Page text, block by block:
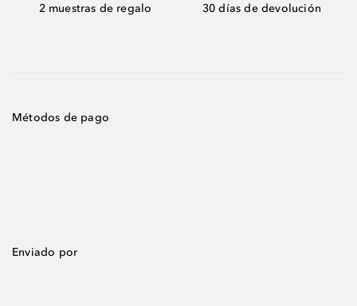
2 muestras de regalo 30 días de devolución
Métodos de pago
Enviado por